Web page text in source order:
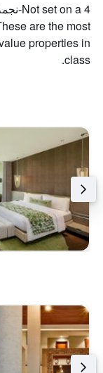
are the most
class.